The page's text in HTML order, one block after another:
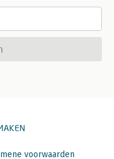
voorwaarden